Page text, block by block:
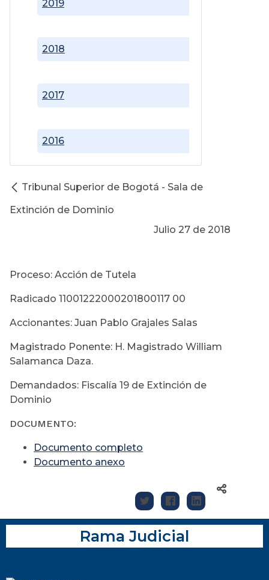
2016
2017
2018
2019
Tribunal Superior de Bogotá - Sala de
Extinción de Dominio
Julio 27 de 2018
Proceso: Acción de Tutela
Radicado 11001222000201800117 00
Accionantes: Juan Pablo Grajales Salas
Magistrado Ponente: H. Magistrado William
Salamanca Daza.
Demandados: Fiscalía 19 de Extinción de
Dominio
DOCUMENTO:
Documento completo
Documento anexo
Rama Judicial